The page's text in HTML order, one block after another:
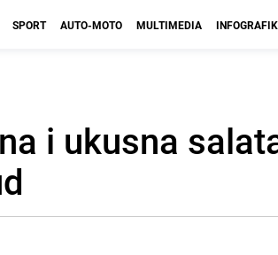
SPORT AUTO-MOTO MULTIMEDIA
i ukusna